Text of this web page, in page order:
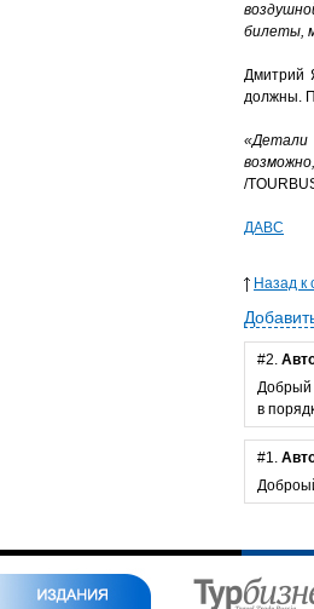
билеты,
Дмитрий
должны.
«Детали
/
ДАВС
Назад к
#2.
Добрый
в
#1.